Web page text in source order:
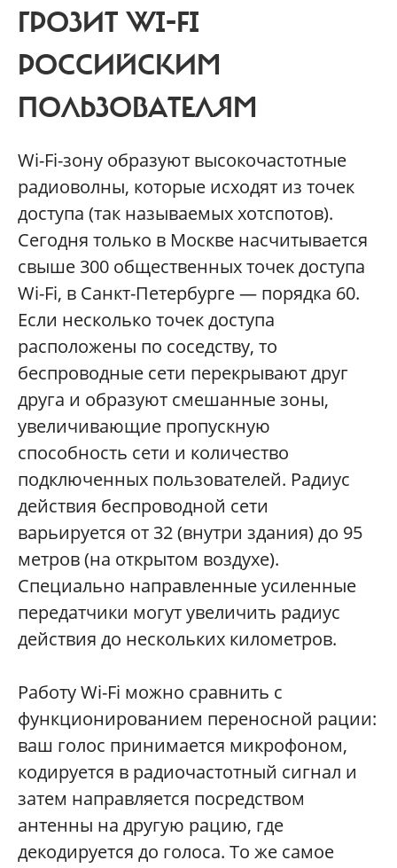
ГРОЗИТ WI-FI
РОССИЙСКИМ
ПОЛЬЗОВАТЕЛЯМ
Wi-Fi-зону образуют высокочастотные
радиоволны, которые исходят из точек
доступа (так называемых хотспотов).
Сегодня только в Москве насчитывается
свыше 300 общественных точек доступа
Wi-Fi, в Санкт-Петербурге — порядка 60.
Если несколько точек доступа
расположены по соседству, то
беспроводные сети перекрывают друг
друга и образуют смешанные зоны,
увеличивающие пропускную
способность сети и количество
подключенных пользователей. Радиус
действия беспроводной сети
варьируется от 32 (внутри здания) до 95
метров (на открытом воздухе).
Специально направленные усиленные
передатчики могут увеличить радиус
действия до нескольких километров.
Работу Wi-Fi можно сравнить с
функционированием переносной рации:
ваш голос принимается микрофоном,
кодируется в радиочастотный сигнал и
затем направляется посредством
антенны на другую рацию, где
декодируется до голоса. То же самое